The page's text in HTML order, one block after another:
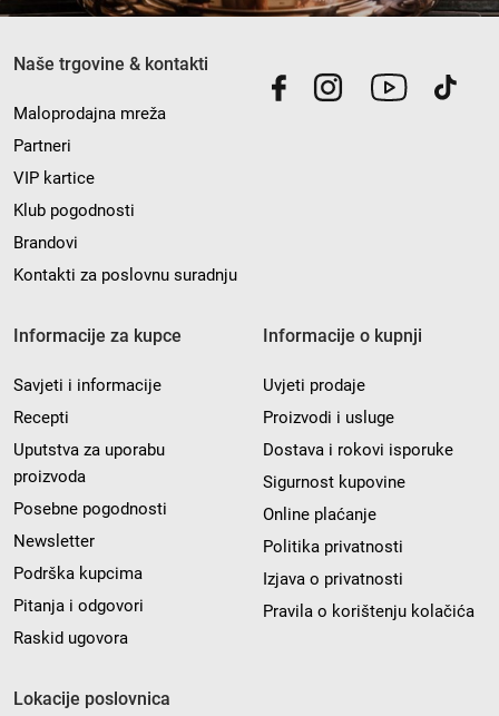
Naše trgovine & kontakti
Maloprodajna mreža
Partneri
VIP kartice
Klub pogodnosti
Brandovi
Kontakti za poslovnu suradnju
Informacije za kupce
Savjeti i informacije
Recepti
Uputstva za uporabu
proizvoda
Posebne pogodnosti
Newsletter
Podrška kupcima
Pitanja i odgovori
Raskid ugovora
Informacije o kupnji
Uvjeti prodaje
Proizvodi i usluge
Dostava i rokovi isporuke
Sigurnost kupovine
Online plaćanje
Politika privatnosti
Izjava o privatnosti
Pravila o korištenju kolačića
Lokacije poslovnica